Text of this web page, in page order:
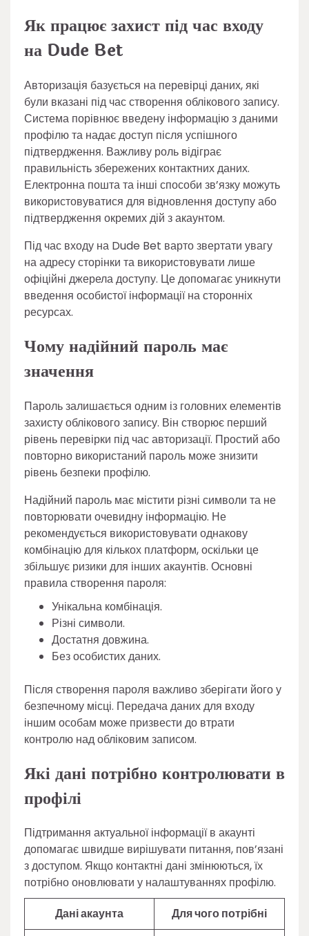
Як працює захист під час входу
на Dude Bet
Авторизація базується на перевірці даних, які
були вказані під час створення облікового запису.
Система порівнює введену інформацію з даними
профілю та надає доступ після успішного
підтвердження. Важливу роль відіграє
правильність збережених контактних даних.
Електронна пошта та інші способи зв’язку можуть
використовуватися для відновлення доступу або
підтвердження окремих дій з акаунтом.
Під час входу на Dude Bet варто звертати увагу
на адресу сторінки та використовувати лише
офіційні джерела доступу. Це допомагає уникнути
введення особистої інформації на сторонніх
ресурсах.
Чому надійний пароль має
значення
Пароль залишається одним із головних елементів
захисту облікового запису. Він створює перший
рівень перевірки під час авторизації. Простий або
повторно використаний пароль може знизити
рівень безпеки профілю.
Надійний пароль має містити різні символи та не
повторювати очевидну інформацію. Не
рекомендується використовувати однакову
комбінацію для кількох платформ, оскільки це
збільшує ризики для інших акаунтів. Основні
правила створення пароля:
Унікальна комбінація.
Різні символи.
Достатня довжина.
Без особистих даних.
Після створення пароля важливо зберігати його у
безпечному місці. Передача даних для входу
іншим особам може призвести до втрати
контролю над обліковим записом.
Які дані потрібно контролювати в
профілі
Підтримання актуальної інформації в акаунті
допомагає швидше вирішувати питання, пов’язані
з доступом. Якщо контактні дані змінюються, їх
потрібно оновлювати у налаштуваннях профілю.
Дані акаунта
Для чого потрібні